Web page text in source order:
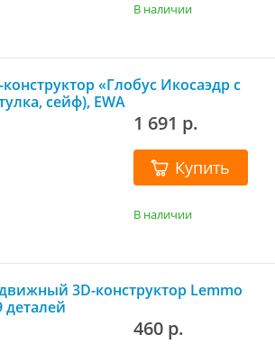
В наличии
«Глобус Икосаэдр с
сейф), EWA
1 691 р.
Купить
В наличии
3D-конструктор Lemmo
деталей
460 р.